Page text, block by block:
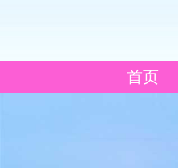
首页